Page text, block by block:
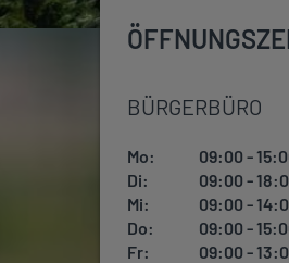
BÜRGERBÜRO
Mo:
09:00 -
Di:
09:00 -
Mi:
09:00 -
Do:
09:00 -
Fr:
09:00 -